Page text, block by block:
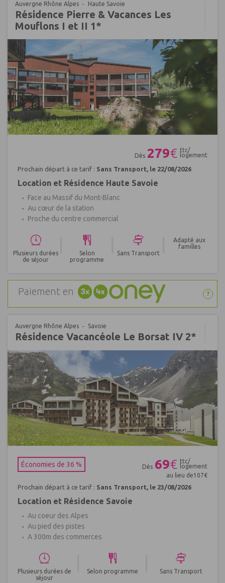
Auvergne Rhône Alpes Haute Savoie
Résidence Pierre & Vacances Les
Mouflons I et II 1*
Dès 279€ ttc/
logement
Prochain départ à ce tarif : Sans Transport, le 22/08/2026
Location et Résidence Haute Savoie
Face au Massif du Mont-Blanc
Au cœur de la station
Proche du centre commercial
Plusieurs durées
de séjour
Selon
programme
Sans Transport
Adapté aux
familles
Paiement en ?
Auvergne Rhône Alpes Savoie
Résidence Vacancéole Le Borsat IV 2*
Économies de 36 %
Dès 69€ ttc/
logement
au lieu de107€
Prochain départ à ce tarif : Sans Transport, le 23/08/2026
Location et Résidence Savoie
Au coeur des Alpes
Au pied des pistes
A 300m des commerces
Plusieurs durées de
séjour
Selon programme Sans Transport